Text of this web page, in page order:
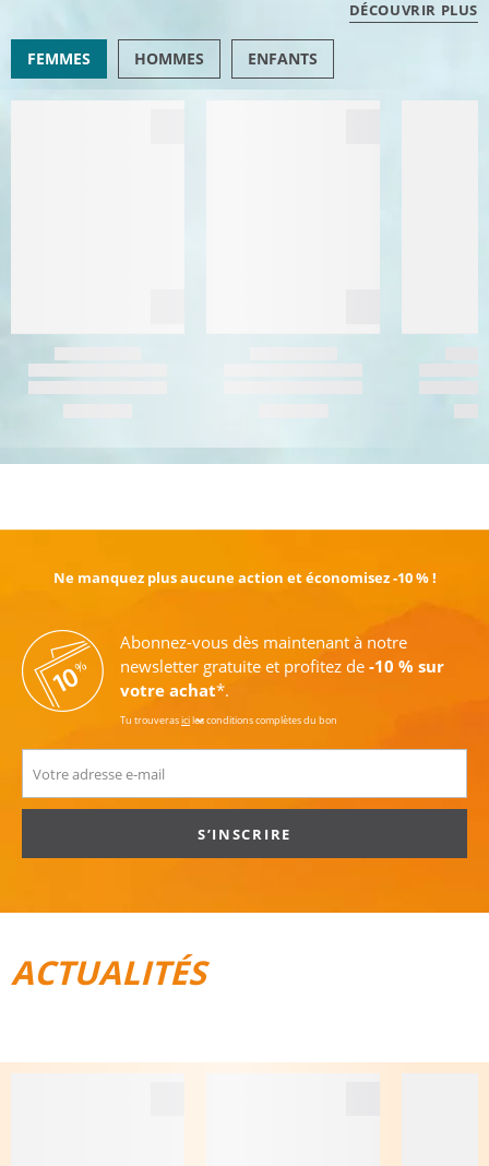
DÉCOUVRIR PLUS
FEMMES HOMMES ENFANTS
Ne manquez plus aucune action et économisez -10 % !
Abonnez-vous dès maintenant à notre
newsletter gratuite et profitez de -10 % sur
votre achat*.
Tu trouverasiciles conditions complètes du bon
S’INSCRIRE
ACTUALITÉS